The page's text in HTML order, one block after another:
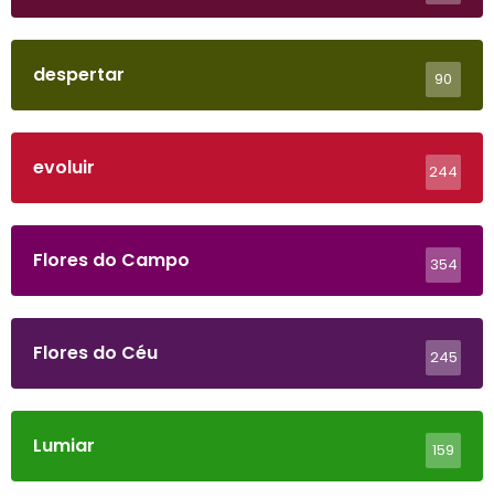
despertar 90
evoluir 244
Flores do Campo 354
Flores do Céu 245
Lumiar 159